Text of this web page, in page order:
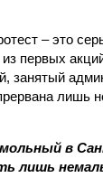
– это
первых
занятый
лишь
в
лишь